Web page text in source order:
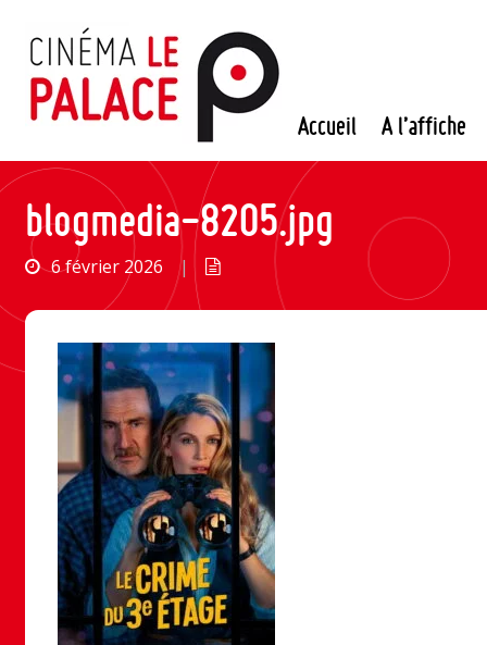
contenu
Accueil A l’affiche
blogmedia-8205.jpg
6 février 2026 |